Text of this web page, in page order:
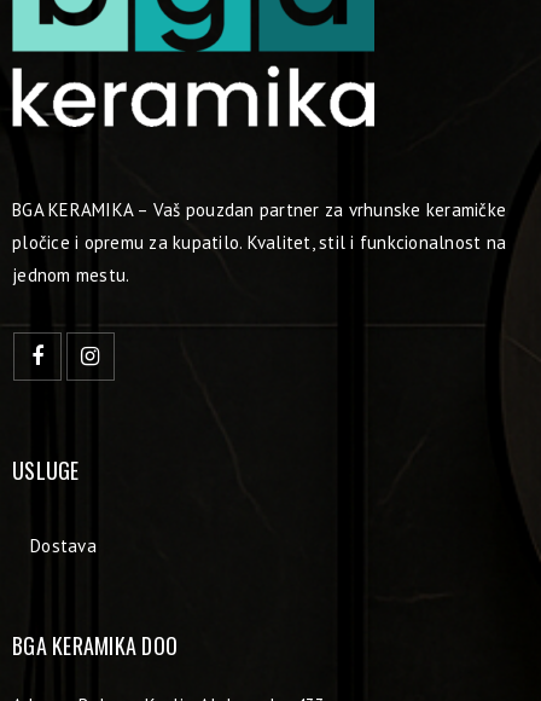
BGA KERAMIKA – Vaš pouzdan partner za vrhunske keramičke
pločice i opremu za kupatilo. Kvalitet, stil i funkcionalnost na
jednom mestu.
USLUGE
Dostava
BGA KERAMIKA DOO